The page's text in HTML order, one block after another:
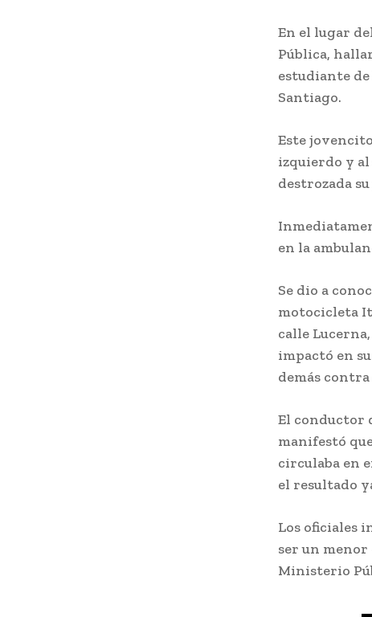
En el lugar
Pública,
estudiante
Santiago.
Este
izquierdo y
destrozada
en la
Se dio a
motocicleta
calle
impactó en
demás
El conductor
manifestó
circulaba en
el resultado
Los oficiales
ser un menor
Ministerio